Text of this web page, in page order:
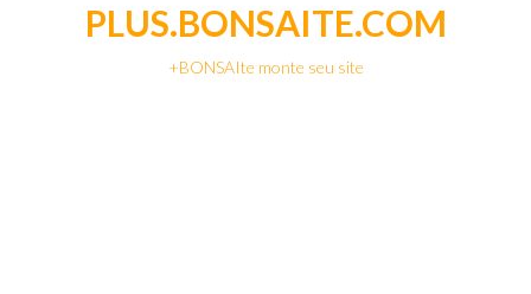
PLUS.BONSAITE.COM
+BONSAIte monte seu site